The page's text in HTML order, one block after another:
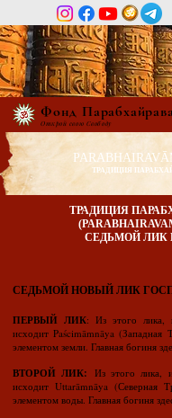
Фонд
Открой свою Свободу
ТРАДИЦИЯ
СЕДЬМОЙ НОВЫЙ ЛИК
ПЕРВЫЙ ЛИК: Из этого лика,
исходит Paścimāmnāya (Западная
элементом земли. Главная богиня
ВТОРОЙ ЛИК: Из этого лика,
исходит Uttarāmnāya (Северная
элементом воды. Главная богиня
ТРАДИЦИЯ
СЕДЬМОЙ